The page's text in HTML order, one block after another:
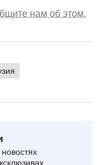
нам об этом.